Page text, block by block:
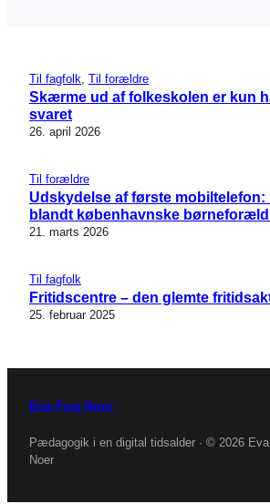
Til fagfolk Til forældre
Skærme ud af folkeskolen er kun
svaret
26. april 2026
Til forældre
Udskydelse af første mobiltelefon:
blandt københavnske
21. marts 2026
Til fagfolk
Fritidscentre – den glemte
25. februar 2025
Eva Fog Noer
Pædagogik i en digital tidsalder · © 2026
Noer